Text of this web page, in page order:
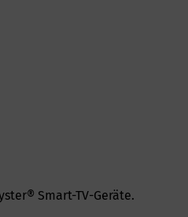
Smart-TV-Geräte.